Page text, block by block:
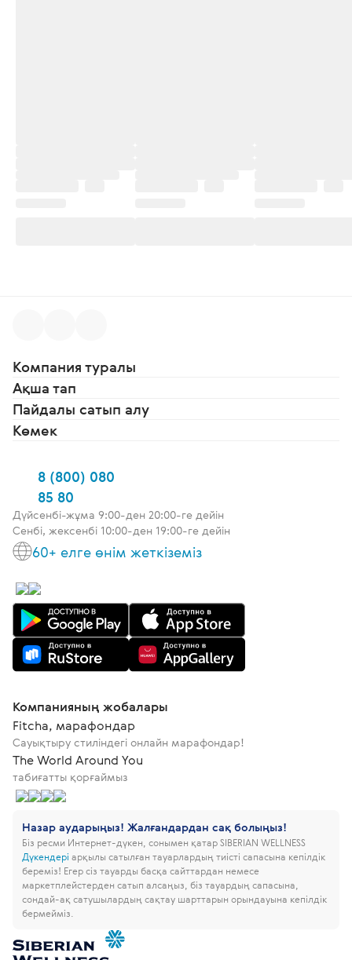
Компания туралы
Ақша тап
Пайдалы сатып алу
Көмек
8 (800) 080
85 80
Дүйсенбі-жұма 9:00-ден 20:00-ге дейін
Сенбі, жексенбі 10:00-ден 19:00-ге дейін
60+ елге өнім жеткіземіз
Компанияның жобалары
Fitcha, марафондар
Сауықтыру стиліндегі онлайн марафондар!
The World Around You
табиғатты қорғаймыз
Назар аударыңыз! Жалғандардан сақ болыңыз!
Біз ресми Интернет-дүкен, сонымен қатар SIBERIAN WELLNESS
Дүкендері арқылы сатылған тауарлардың тиісті сапасына кепілдік
береміз! Егер сіз тауарды басқа сайттардан немесе
маркетплейстерден сатып алсаңыз, біз тауардың сапасына,
сондай-ақ сатушылардың сақтау шарттарын орындауына кепілдік
бермейміз.